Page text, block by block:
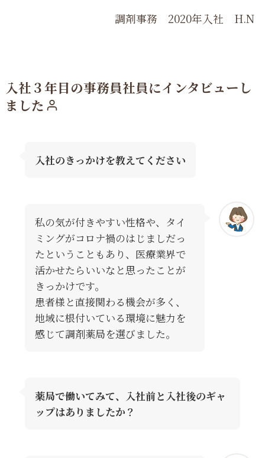
調剤事務 2020年入社 H.N
入社３年目の事務員社員にインタビューし
ました
入社のきっかけを教えてください
私の気が付きやすい性格や、タイ
ミングがコロナ禍のはじましだっ
たということもあり、医療業界で
活かせたらいいなと思ったことが
きっかけです。
患者様と直接関わる機会が多く、
地域に根付いている環境に魅力を
感じて調剤薬局を選びました。
薬局で働いてみて、入社前と入社後のギャ
ップはありましたか？